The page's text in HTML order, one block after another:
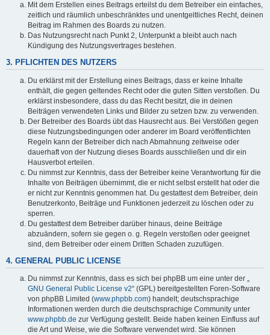
Mit dem Erstellen eines Beitrags erteilst du dem Betreiber ein einfaches,
zeitlich und räumlich unbeschränktes und unentgeltliches Recht, deinen
Beitrag im Rahmen des Boards zu nutzen.
Das Nutzungsrecht nach Punkt 2, Unterpunkt a bleibt auch nach
Kündigung des Nutzungsvertrages bestehen.
3. PFLICHTEN DES NUTZERS
Du erklärst mit der Erstellung eines Beitrags, dass er keine Inhalte
enthält, die gegen geltendes Recht oder die guten Sitten verstoßen. Du
erklärst insbesondere, dass du das Recht besitzt, die in deinen
Beiträgen verwendeten Links und Bilder zu setzen bzw. zu verwenden.
Der Betreiber des Boards übt das Hausrecht aus. Bei Verstößen gegen
diese Nutzungsbedingungen oder anderer im Board veröffentlichten
Regeln kann der Betreiber dich nach Abmahnung zeitweise oder
dauerhaft von der Nutzung dieses Boards ausschließen und dir ein
Hausverbot erteilen.
Du nimmst zur Kenntnis, dass der Betreiber keine Verantwortung für die
Inhalte von Beiträgen übernimmt, die er nicht selbst erstellt hat oder die
er nicht zur Kenntnis genommen hat. Du gestattest dem Betreiber, dein
Benutzerkonto, Beiträge und Funktionen jederzeit zu löschen oder zu
sperren.
Du gestattest dem Betreiber darüber hinaus, deine Beiträge
abzuändern, sofern sie gegen o. g. Regeln verstoßen oder geeignet
sind, dem Betreiber oder einem Dritten Schaden zuzufügen.
4. GENERAL PUBLIC LICENSE
Du nimmst zur Kenntnis, dass es sich bei phpBB um eine unter der „
GNU General Public License v2“ (GPL) bereitgestellten Foren-Software
von phpBB Limited (www.phpbb.com) handelt; deutschsprachige
Informationen werden durch die deutschsprachige Community unter
www.phpbb.de zur Verfügung gestellt. Beide haben keinen Einfluss auf
die Art und Weise, wie die Software verwendet wird. Sie können